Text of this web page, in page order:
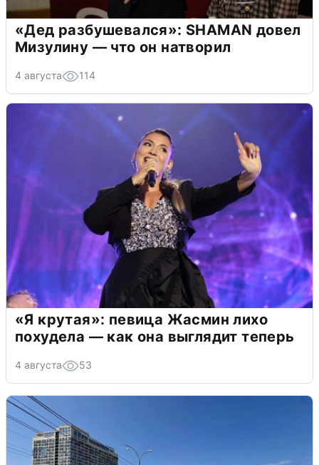
«Дед разбушевался»: SHAMAN довел
Мизулину — что он натворил
4 августа 114
«Я крутая»: певица Жасмин лихо
похудела — как она выглядит теперь
4 августа 53